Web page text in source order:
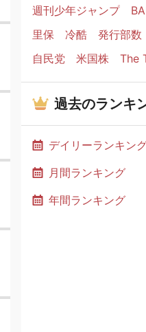
週刊少年ジャンプ
里保
冷酷 発行部数
自民党
米国株 The
過去のランキ
デイリーランキン
月間ランキング
年間ランキング